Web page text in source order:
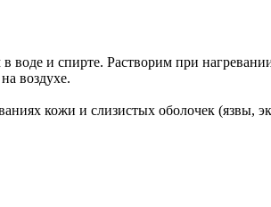
и спирте. Растворим при
воздухе.
кожи и слизистых оболочек (язвы,